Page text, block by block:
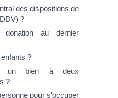
des dispositions de
?
au dernier
?
un bien à deux
?
pour s'occuper